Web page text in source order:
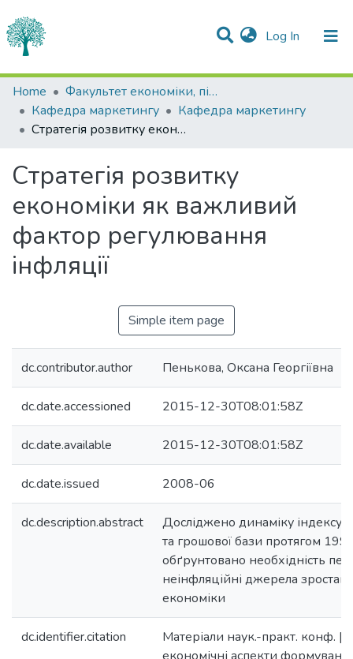
Log In (current)
Statistics
Communities & Collections
Home
Факультет економіки, підприємництва та інформаційних технологій
Кафедра маркетингу
Кафедра маркетингу
Стратегія розвитку економіки як важливий фактор регулювання інфляції
Стратегія розвитку
економіки як важливий
фактор регулювання
інфляції
Simple item page
dc.contributor.author Пенькова, Оксана Георгіївна
dc.date.accessioned 2015-12-30T08:01:58Z
dc.date.available 2015-12-30T08:01:58Z
dc.date.issued 2008-06
dc.description.abstract
Досліджено динаміку
та грошової бази протягом
обґрунтовано необхідність
неінфляційні джерела
економіки
dc.identifier.citation
Матеріали наук.-практ. конф.